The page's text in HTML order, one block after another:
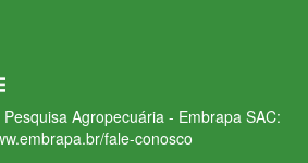
Agropecuária - Embrapa SAC:
fale-conosco